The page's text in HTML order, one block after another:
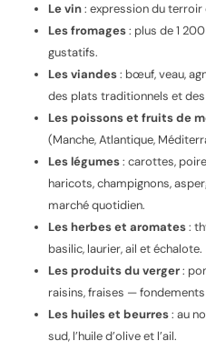
Le vin: expression du terroir
Les fromages: plus de 1
gustatifs.
Les viandes: bœuf, veau,
des plats traditionnels et des
Les poissons et fruits de
(Manche, Atlantique,
Les légumes: carottes,
haricots, champignons,
marché quotidien.
Les herbes et aromates:
basilic, laurier, ail et échalote.
Les produits du verger:
raisins, fraises —
Les huiles et beurres: au
sud, l’huile d’olive et l’ail.